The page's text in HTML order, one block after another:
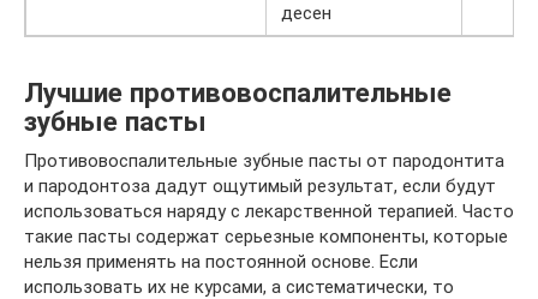
десен
Лучшие противовоспалительные
зубные пасты
Противовоспалительные зубные пасты от пародонтита
и пародонтоза дадут ощутимый результат, если будут
использоваться наряду с лекарственной терапией. Часто
такие пасты содержат серьезные компоненты, которые
нельзя применять на постоянной основе. Если
использовать их не курсами, а систематически, то